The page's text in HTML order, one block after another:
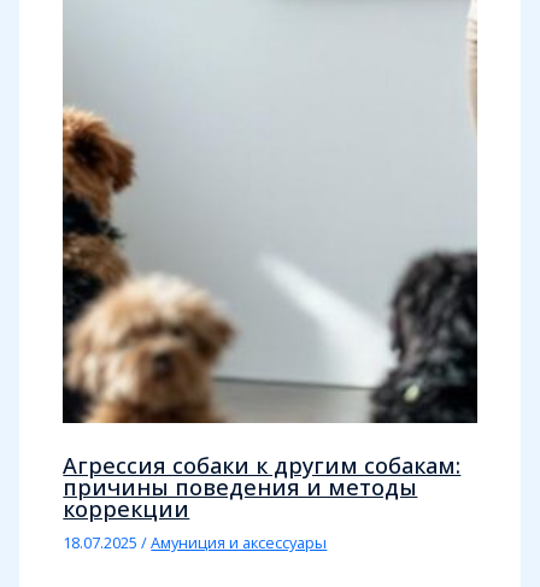
Агрессия собаки к другим собакам:
причины поведения и методы
коррекции
18.07.2025/Амуниция и аксессуары